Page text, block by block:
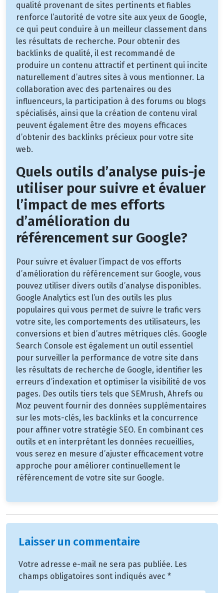
qualité provenant de sites pertinents et fiables
renforce l’autorité de votre site aux yeux de Google,
ce qui peut conduire à un meilleur classement dans
les résultats de recherche. Pour obtenir des
backlinks de qualité, il est recommandé de
produire un contenu attractif et pertinent qui incite
naturellement d’autres sites à vous mentionner. La
collaboration avec des partenaires ou des
influenceurs, la participation à des forums ou blogs
spécialisés, ainsi que la création de contenu viral
peuvent également être des moyens efficaces
d’obtenir des backlinks précieux pour votre site
web.
Quels outils d’analyse puis-je
utiliser pour suivre et évaluer
l’impact de mes efforts
d’amélioration du
référencement sur Google?
Pour suivre et évaluer l’impact de vos efforts
d’amélioration du référencement sur Google, vous
pouvez utiliser divers outils d’analyse disponibles.
Google Analytics est l’un des outils les plus
populaires qui vous permet de suivre le trafic vers
votre site, les comportements des utilisateurs, les
conversions et bien d’autres métriques clés. Google
Search Console est également un outil essentiel
pour surveiller la performance de votre site dans
les résultats de recherche de Google, identifier les
erreurs d’indexation et optimiser la visibilité de vos
pages. Des outils tiers tels que SEMrush, Ahrefs ou
Moz peuvent fournir des données supplémentaires
sur les mots-clés, les backlinks et la concurrence
pour affiner votre stratégie SEO. En combinant ces
outils et en interprétant les données recueillies,
vous serez en mesure d’ajuster efficacement votre
approche pour améliorer continuellement le
référencement de votre site sur Google.
Laisser un commentaire
Votre adresse e-mail ne sera pas publiée. Les
champs obligatoires sont indiqués avec *